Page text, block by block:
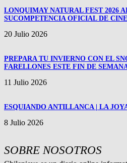
LONQUIMAY NATURAL FEST 2026
SUCOMPETENCIA OFICIAL DE CINE
20 Julio 2026
PREPARA TU INVIERNO CON EL
FARELLONES ESTE FIN DE
11 Julio 2026
ESQUIANDO ANTILLANCA | LA
8 Julio 2026
SOBRE NOSOTROS